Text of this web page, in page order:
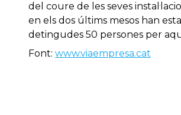
del coure de les seves
en els dos últims mesos han
detingudes 50 persones per
Font: www.viaempresa.cat